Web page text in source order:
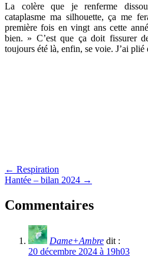
La colère que je renferme
cataplasme ma silhouette, ça me
première fois en vingt ans cette
bien. » C’est que ça doit fissurer
toujours été là, enfin, se voie. J’ai plié
← Respiration
Hantée – bilan 2024 →
Commentaires
Dame+Ambre dit :
20 décembre 2024 à 19h03